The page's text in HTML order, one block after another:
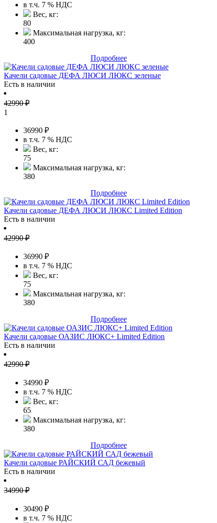
в т.ч. 7 % НДС
Вес, кг:
80
Максимальная нагрузка, кг:
400
Подробнее
Качели садовые ДЕФА ЛЮСИ ЛЮКС зеленые
Есть в наличии
42990₽
1
36990 ₽
в т.ч. 7 % НДС
Вес, кг:
75
Максимальная нагрузка, кг:
380
Подробнее
Качели садовые ДЕФА ЛЮСИ ЛЮКС Limited Edition
Есть в наличии
42990₽
36990 ₽
в т.ч. 7 % НДС
Вес, кг:
75
Максимальная нагрузка, кг:
380
Подробнее
Качели садовые ОАЗИС ЛЮКС+ Limited Edition
Есть в наличии
42990₽
34990 ₽
в т.ч. 7 % НДС
Вес, кг:
65
Максимальная нагрузка, кг:
380
Подробнее
Качели садовые РАЙСКИЙ САД бежевый
Есть в наличии
34990₽
30490 ₽
в т.ч. 7 % НДС